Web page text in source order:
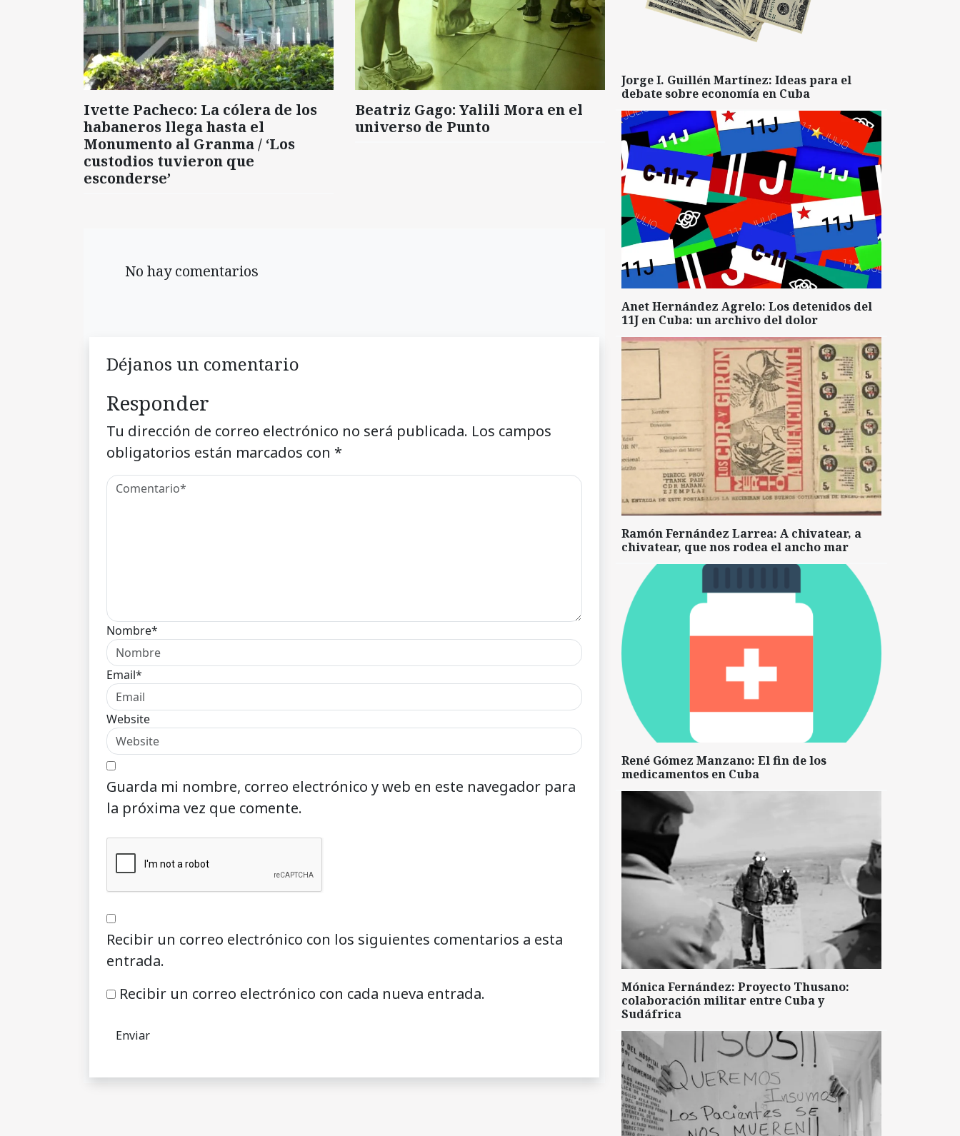
Ivette Pacheco: La cólera de los
habaneros llega hasta el
Monumento al Granma / ‘Los
custodios tuvieron que
esconderse’
Beatriz Gago: Yalili Mora en el
universo de Punto
No hay comentarios
Déjanos un comentario
Responder
Tu dirección de correo electrónico no será publicada. Los campos
obligatorios están marcados con *
Nombre*
Email*
Website
Guarda mi nombre, correo electrónico y web en este navegador para
la próxima vez que comente.
Recibir un correo electrónico con los siguientes comentarios a esta
entrada.
Recibir un correo electrónico con cada nueva entrada.
Jorge I. Guillén Martínez: Ideas para el
debate sobre economía en Cuba
Anet Hernández Agrelo: Los detenidos del
11J en Cuba: un archivo del dolor
Ramón Fernández Larrea: A chivatear, a
chivatear, que nos rodea el ancho mar
René Gómez Manzano: El fin de los
medicamentos en Cuba
Mónica Fernández: Proyecto Thusano:
colaboración militar entre Cuba y
Sudáfrica